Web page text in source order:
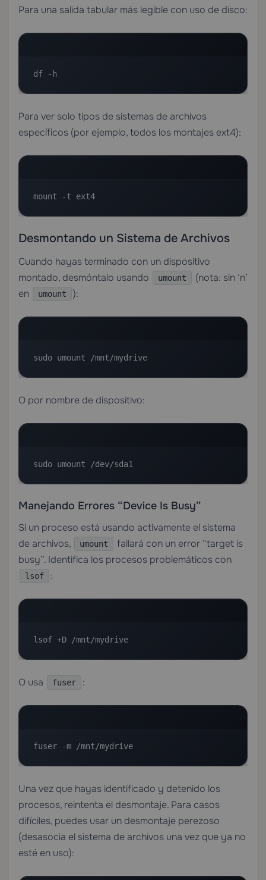
Para una salida tabular más legible con uso de disco:
df -h
Para ver solo tipos de sistemas de archivos
específicos (por ejemplo, todos los montajes ext4):
mount -t ext4
Desmontando un Sistema de Archivos
Cuando hayas terminado con un dispositivo
montado, desmóntalo usando
umount
(nota: sin ‘n’
en
umount ):
sudo umount /mnt/mydrive
O por nombre de dispositivo:
sudo umount /dev/sda1
Manejando Errores “Device Is Busy”
Si un proceso está usando activamente el sistema
de archivos,
umount
fallará con un error “target is
busy”. Identifica los procesos problemáticos con
lsof :
lsof +D /mnt/mydrive
O usa fuser :
fuser -m /mnt/mydrive
Una vez que hayas identificado y detenido los
procesos, reintenta el desmontaje. Para casos
difíciles, puedes usar un desmontaje perezoso
(desasocia el sistema de archivos una vez que ya no
esté en uso):